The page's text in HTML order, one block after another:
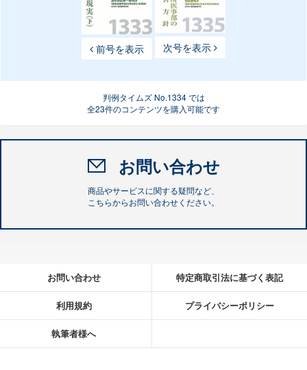
前号を表示 次号を表示
判例タイムズ No.1334 では
全23件のコンテンツを購入可能です
お問い合わせ
商品やサービスに関する疑問など、
こちらからお問い合わせください。
お問い合わせ 特定商取引法に基づく表記
利用規約 プライバシーポリシー
執筆者様へ